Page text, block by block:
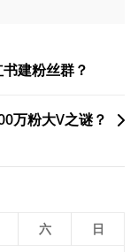
建粉丝群？
万粉大V之谜？
六
日